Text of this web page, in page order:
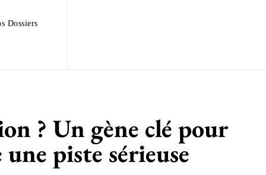
Dossiers
? Un gène clé pour
piste sérieuse